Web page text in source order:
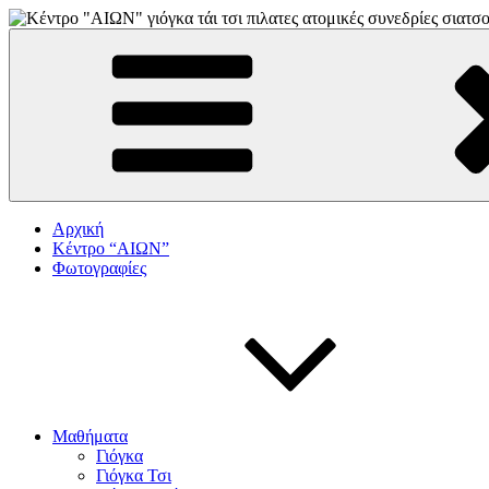
Skip
to
ΚΕΝΤΡΟ ΓΙΟΓΚΑ-ΠΙΛΑΤΕΣ-ΤΑΙ ΤΣΙ
Αρχική
Κέντρο “ΑΙΩΝ”
Φωτογραφίες
Μαθήματα
Γιόγκα
Γιόγκα Τσι